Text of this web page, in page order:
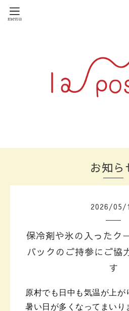
お知ら
2026/05/
保冷剤や氷の入ったク
バックのご持参にご協
す
原村でも日中も気温が上が
暑い日が多くなってまいり